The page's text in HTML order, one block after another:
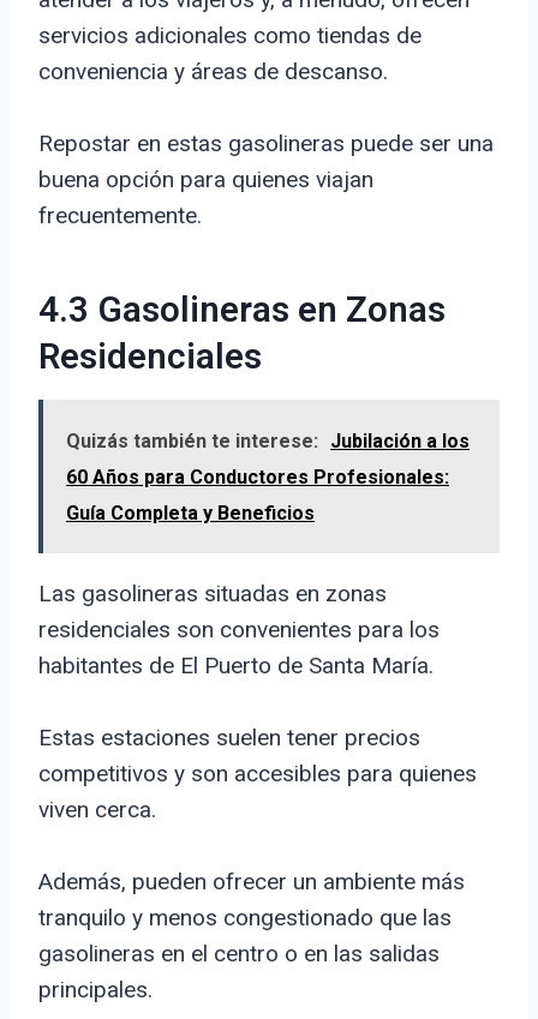
servicios adicionales como tiendas de
conveniencia y áreas de descanso.
Repostar en estas gasolineras puede ser una
buena opción para quienes viajan
frecuentemente.
4.3 Gasolineras en Zonas
Residenciales
Quizás también te interese:
Jubilación a los
60 Años para Conductores Profesionales:
Guía Completa y Beneficios
Las gasolineras situadas en zonas
residenciales son convenientes para los
habitantes de El Puerto de Santa María.
Estas estaciones suelen tener precios
competitivos y son accesibles para quienes
viven cerca.
Además, pueden ofrecer un ambiente más
tranquilo y menos congestionado que las
gasolineras en el centro o en las salidas
principales.